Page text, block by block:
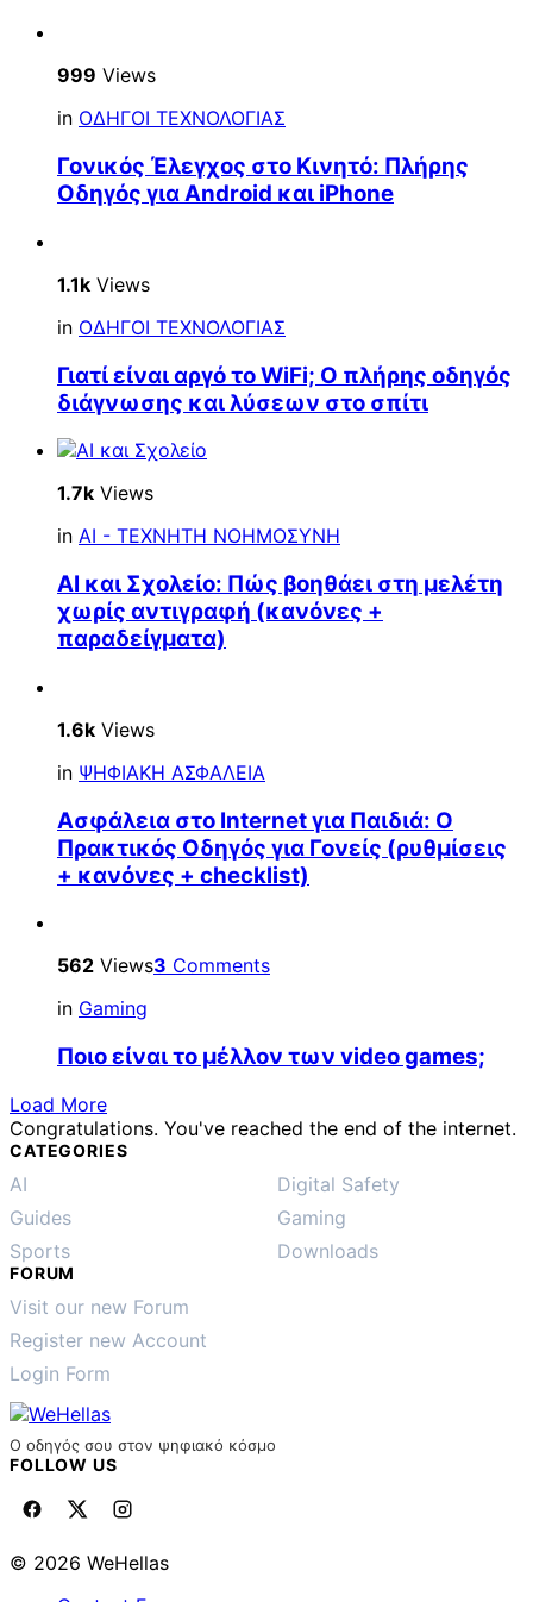
999 Views
in ΟΔΗΓΟΙ ΤΕΧΝΟΛΟΓΙΑΣ
Γονικός Έλεγχος στο Κινητό: Πλήρης
Οδηγός για Android και iPhone
1.1k Views
in ΟΔΗΓΟΙ ΤΕΧΝΟΛΟΓΙΑΣ
Γιατί είναι αργό το WiFi; Ο πλήρης οδηγός
διάγνωσης και λύσεων στο σπίτι
1.7k Views
in AI - ΤΕΧΝΗΤΗ ΝΟΗΜΟΣΥΝΗ
AI και Σχολείο: Πώς βοηθάει στη μελέτη
χωρίς αντιγραφή (κανόνες +
παραδείγματα)
1.6k Views
in ΨΗΦΙΑΚΗ ΑΣΦΑΛΕΙΑ
Ασφάλεια στο Internet για Παιδιά: Ο
Πρακτικός Οδηγός για Γονείς (ρυθμίσεις
+ κανόνες + checklist)
562 Views3 Comments
in Gaming
Ποιο είναι το μέλλον των video games;
Load More
Congratulations. You've reached the end of the internet.
CATEGORIES
AI
Digital Safety
Guides
Gaming
Sports
Downloads
FORUM
Visit our new Forum
Register new Account
Login Form
Ο οδηγός σου στον ψηφιακό κόσμο
FOLLOW US
© 2026 WeHellas